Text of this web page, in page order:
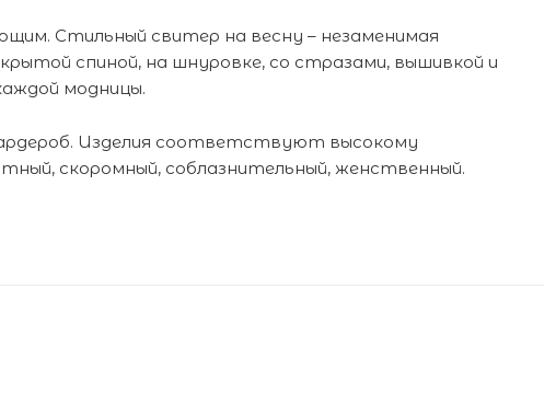
Стильный свитер на весну – незаменимая
спиной, на шнуровке, со стразами, вышивкой и
модницы.
Изделия соответствуют высокому
скоромный, соблазнительный, женственный.